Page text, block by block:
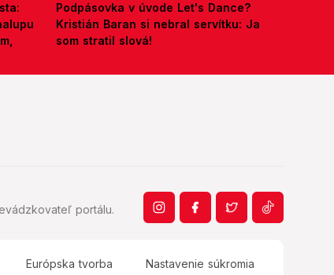
Podpásovka v úvode Let's Dance?
Kristián Baran si nebral servítku: Ja
som stratil slová!
portálu.
Európska tvorba Nastavenie súkromia